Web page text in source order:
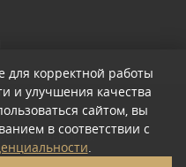
СВЕТИЛЬНИКОВ.
корректной работы
и улучшения качества
сайтом, вы
в соответствии с
.